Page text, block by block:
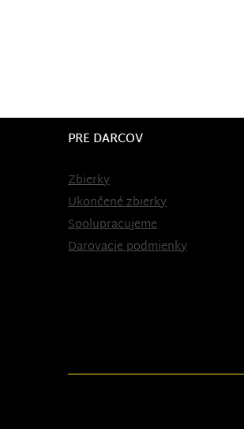
PRE DARCOV
Zbierky
Ukončené zbierky
Spolupracujeme
Darovacie podmienky